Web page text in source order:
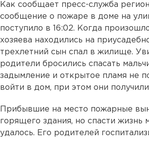
Как сообщает пресс-служба
сообщение о пожаре в доме на
поступило в 16:02. Когда
хозяева находились на
трехлетний сын спал в жилище.
родители бросились спасать
задымление и открытое пламя не
войти в дом, при этом они
Прибывшие на место пожарные
горящего здания, но спасти жизнь
удалось. Его родителей